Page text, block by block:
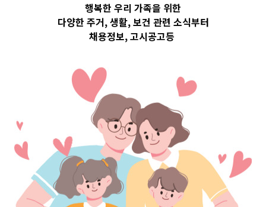
경상남도김해시
Top 3 및 주간 소
식 – 20230602
2023-06-02
readybaby-admin
행복한 우리 가족을 위한
다양한 주거, 생활, 보건 관련 소식부터
채용정보, 고시공고등